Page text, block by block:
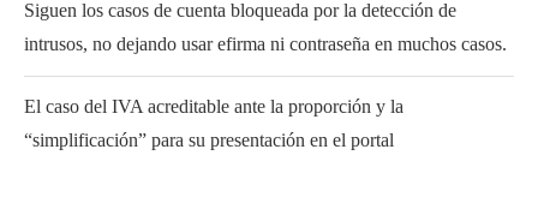
Siguen los casos de cuenta bloqueada por la detección de
intrusos, no dejando usar efirma ni contraseña en muchos casos.
El caso del IVA acreditable ante la proporción y la
“simplificación” para su presentación en el portal